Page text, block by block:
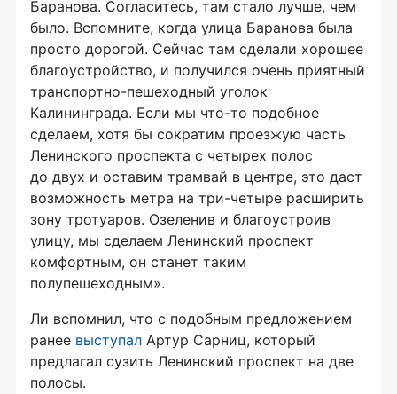
Баранова. Согласитесь, там стало лучше, чем
было. Вспомните, когда улица Баранова была
просто дорогой. Сейчас там сделали хорошее
благоустройство, и получился очень приятный
транспортно-пешеходный уголок
Калининграда. Если мы что-то подобное
сделаем, хотя бы сократим проезжую часть
Ленинского проспекта с четырех полос
до двух и оставим трамвай в центре, это даст
возможность метра на три-четыре расширить
зону тротуаров. Озеленив и благоустроив
улицу, мы сделаем Ленинский проспект
комфортным, он станет таким
полупешеходным».
Ли вспомнил, что с подобным предложением
ранее выступал Артур Сарниц, который
предлагал сузить Ленинский проспект на две
полосы.